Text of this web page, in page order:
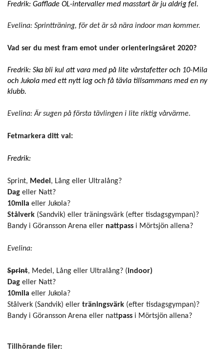
Fredrik: Gafflade OL-intervaller med masstart är ju aldrig fel.
Evelina: Sprintträning, för det är så nära indoor man kommer.
Vad ser du mest fram emot under orienteringsåret 2020?
Fredrik: Ska bli kul att vara med på lite vårstafetter och 10-Mila
och Jukola med ett nytt lag och få tävla tillsammans med en ny
klubb.
Evelina: Är sugen på första tävlingen i lite riktig vårvärme.
Fetmarkera ditt val:
Fredrik:
Sprint, Medel, Lång eller Ultralång?
Dag eller Natt?
10mila eller Jukola?
Stålverk (Sandvik) eller träningsvärk (efter tisdagsgympan)?
Bandy i Göransson Arena eller nattpass i Mörtsjön allena?
Evelina:
Sprint, Medel, Lång eller Ultralång? (indoor)
Dag eller Natt?
10mila eller Jukola?
Stålverk (Sandvik) eller träningsvärk (efter tisdagsgympan)?
Bandy i Göransson Arena eller nattpass i Mörtsjön allena?
Tillhörande filer: